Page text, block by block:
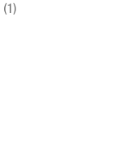
(1)